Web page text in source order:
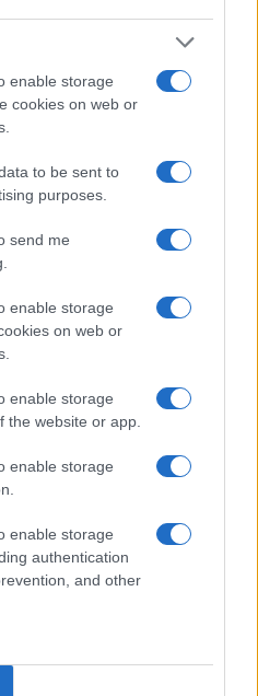
enable storage
cookies on web or
to be sent to
purposes.
send me
enable storage
on web or
enable storage
the website or app.
enable storage
enable storage
authentication
and other
PUBBLICITÀ LAVORA CON NOI
di Comunicazione n. 37512
è consentita esclusivamente una